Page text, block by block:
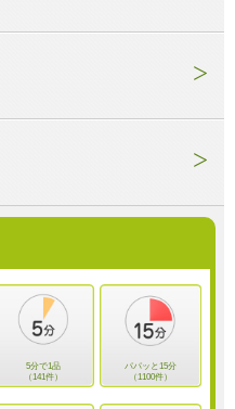
5分で1品
（141件）
パパッと15分
（1100件）